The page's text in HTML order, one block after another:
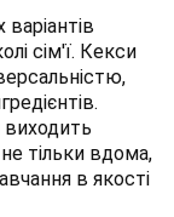
сім'ї. Кекси
тільки вдома,
в якості